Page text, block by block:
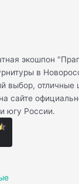
в
выбор,
сайте
югу России.